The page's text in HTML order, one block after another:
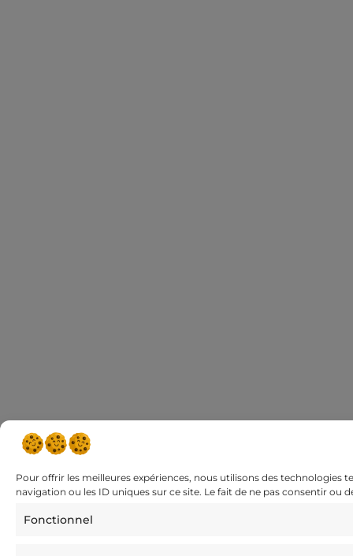
Pour offrir les meilleures expériences, nous utilisons des
navigation ou les ID uniques sur ce site. Le fait de ne pas consentir
Fonctionnel